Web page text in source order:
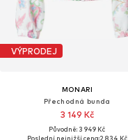
VÝPRODEJ
MONARI
Přechodná bunda
3 149 Kč
Původně: 3 949 Kč